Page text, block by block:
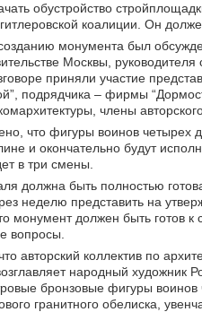
обустройство
коалиции. Он
монумента был
Москвы,
приняли участие
подрядчика – фирмы
члены
что фигуры воинов
и окончательно будут
в три смены.
должна быть полностью
неделю представить на
монумент должен быть готов
вопросы.
авторский коллектив по
народный художник
бронзовые фигуры воинов
гранитного обелиска,